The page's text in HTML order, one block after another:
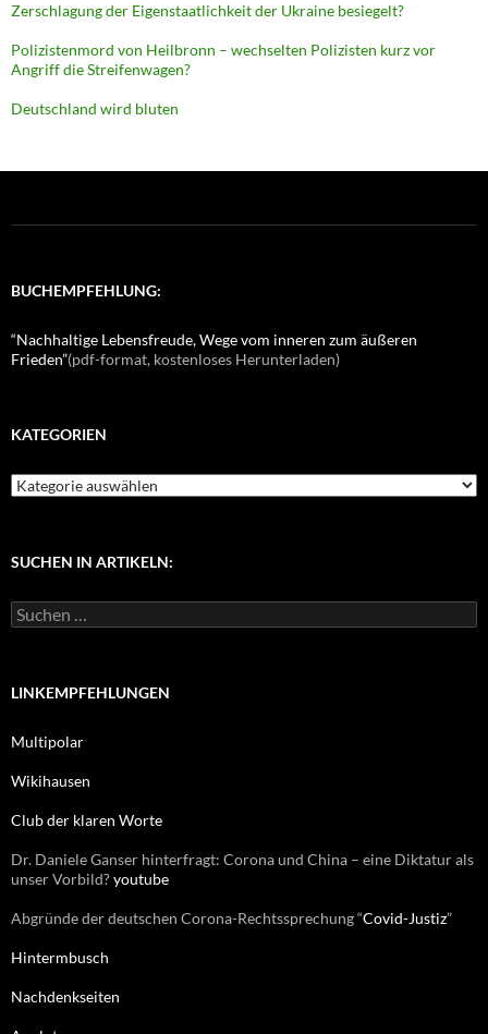
Zerschlagung der Eigenstaatlichkeit der Ukraine besiegelt?
Polizistenmord von Heilbronn – wechselten Polizisten kurz vor
Angriff die Streifenwagen?
Deutschland wird bluten
BUCHEMPFEHLUNG:
“Nachhaltige Lebensfreude, Wege vom inneren zum äußeren
Frieden”(pdf-format, kostenloses Herunterladen)
KATEGORIEN
K
g
r
SUCHEN IN ARTIKELN:
S
u
e
a
h
LINKEMPFEHLUNGEN
Multipolar
Wikihausen
Club der klaren Worte
Dr. Daniele Ganser hinterfragt: Corona und China – eine Diktatur als
unser Vorbild?youtube
Abgründe der deutschen Corona-Rechtssprechung “Covid-Justiz”
Hintermbusch
Nachdenkseiten